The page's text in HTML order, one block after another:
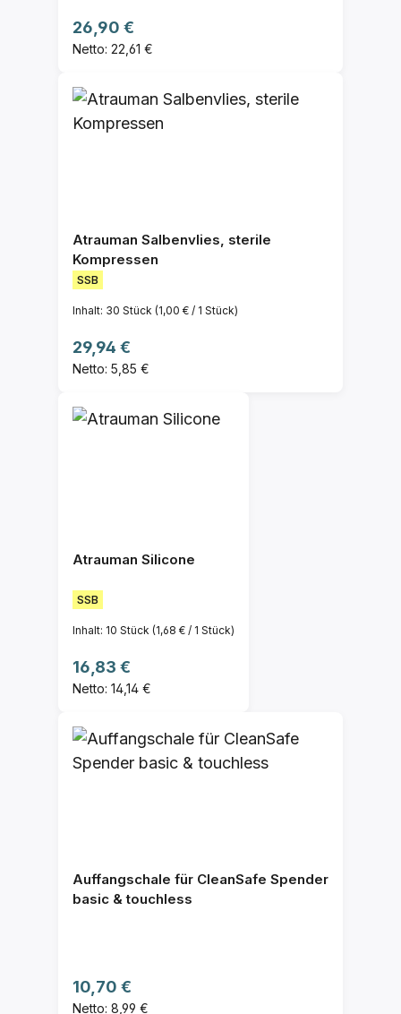
Regulärer Preis:
26,90 €
Netto: 22,61 €
Atrauman Salbenvlies, sterile
Kompressen
SSB
Inhalt: 30 Stück (1,00 € / 1 Stück)
Regulärer Preis:
29,94 €
Netto: 5,85 €
Atrauman Silicone
SSB
Inhalt: 10 Stück (1,68 € / 1 Stück)
Regulärer Preis:
16,83 €
Netto: 14,14 €
Auffangschale für CleanSafe Spender
basic & touchless
Regulärer Preis:
10,70 €
Netto: 8,99 €